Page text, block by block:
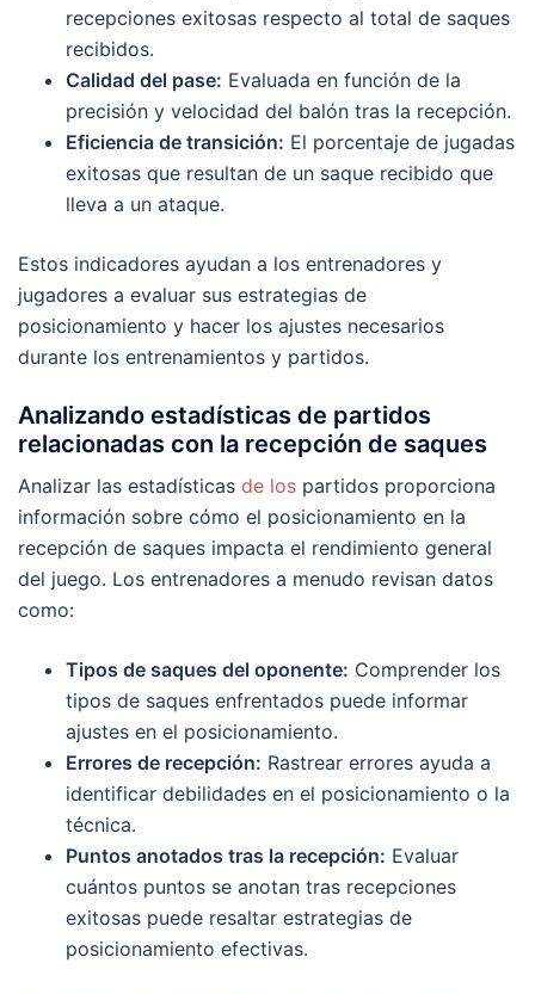
recepciones exitosas respecto al total de saques
recibidos.
Calidad del pase: Evaluada en función de la
precisión y velocidad del balón tras la recepción.
Eficiencia de transición: El porcentaje de jugadas
exitosas que resultan de un saque recibido que
lleva a un ataque.
Estos indicadores ayudan a los entrenadores y
jugadores a evaluar sus estrategias de
posicionamiento y hacer los ajustes necesarios
durante los entrenamientos y partidos.
Analizando estadísticas de partidos
relacionadas con la recepción de saques
Analizar las estadísticas de los partidos proporciona
información sobre cómo el posicionamiento en la
recepción de saques impacta el rendimiento general
del juego. Los entrenadores a menudo revisan datos
como:
Tipos de saques del oponente: Comprender los
tipos de saques enfrentados puede informar
ajustes en el posicionamiento.
Errores de recepción: Rastrear errores ayuda a
identificar debilidades en el posicionamiento o la
técnica.
Puntos anotados tras la recepción: Evaluar
cuántos puntos se anotan tras recepciones
exitosas puede resaltar estrategias de
posicionamiento efectivas.